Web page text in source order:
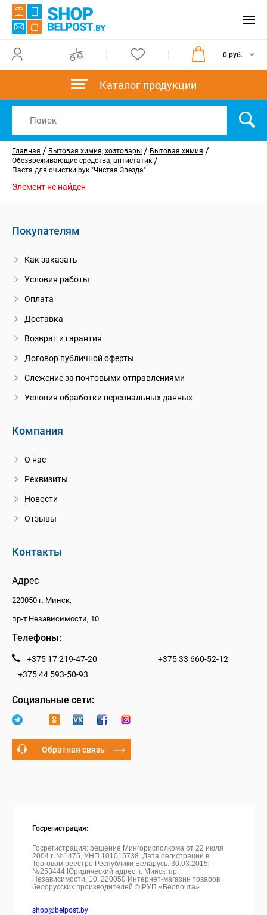
0 руб.
Каталог продукции
Главная / Бытовая химия, хозтовары / Бытовая химия /
Обезвреживающие средства, антистатик /
Паста для очистки рук "Чистая Звезда"
Элемент не найден
Покупателям
Как заказать
Условия работы
Оплата
Доставка
Возврат и гарантия
Договор публичной оферты
Слежение за почтовыми отправлениями
Условия обработки персональных данных
Компания
О нас
Реквизиты
Новости
Отзывы
Контакты
Адрес
220050 г. Минск,
пр-т Независимости, 10
Телефоны:
+375 17 219-47-20
+375 33 660-52-12
+375 44 593-50-93
Социальные сети:
Обратная связь
Госрегистрация:
Госрегистрация: решение Мингорисполкома от 22 июля
2004 г. №1475, УНП 101015738. Дата регистрации в
Торговом реестре Республики Беларусь: 30.03.2015г
№253444 Юридический адрес: г. Минск, пр.
Независимости, 10, 220050 Интернет-магазин товаров
белорусских производителей © РУП «Белпочта»
shop@belpost.by